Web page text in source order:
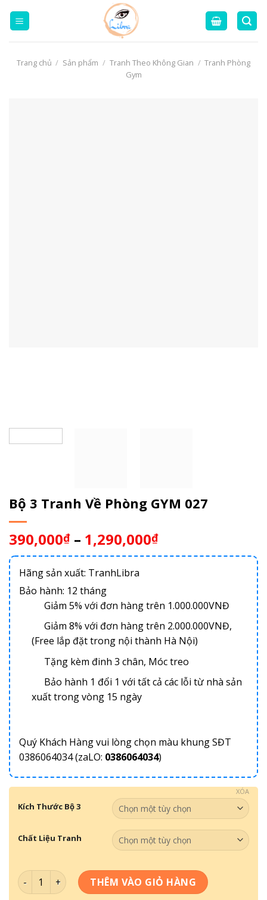
Trang chủ / Sản phẩm / Tranh Theo Không Gian / Tranh Phòng
Gym
Bộ 3 Tranh Về Phòng GYM 027
390,000₫ – 1,290,000₫
Hãng sản xuất: TranhLibra
Bảo hành: 12 tháng
Giảm 5% với đơn hàng trên 1.000.000VNĐ
Giảm 8% với đơn hàng trên 2.000.000VNĐ,
(Free lắp đặt trong nội thành Hà Nội)
Tặng kèm đinh 3 chân, Móc treo
Bảo hành 1 đổi 1 với tất cả các lỗi từ nhà sản
xuất trong vòng 15 ngày
Quý Khách Hàng vui lòng chọn màu khung SĐT
0386064034 (zaLO: 0386064034)
Kích Thước Bộ 3
Chất Liệu Tranh
XÓA
Bộ 3 Tranh Về Phòng GYM 027 số lượng
THÊM VÀO GIỎ HÀNG